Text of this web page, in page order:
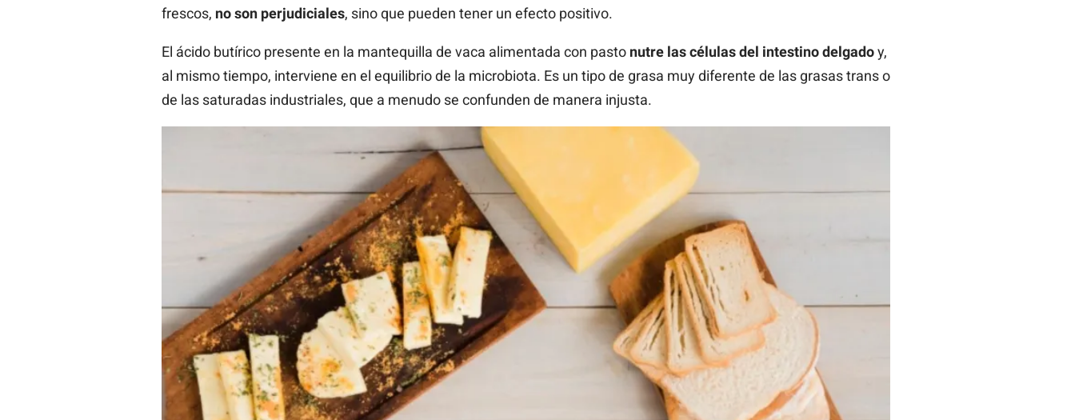
frescos, no son perjudiciales, sino que pueden tener un efecto positivo.
El ácido butírico presente en la mantequilla de vaca alimentada con pasto nutre las células del intestino delgadoy,
al mismo tiempo, interviene en el equilibrio de la microbiota. Es un tipo de grasa muy diferente de las grasas trans o
de las saturadas industriales, que a menudo se confunden de manera injusta.